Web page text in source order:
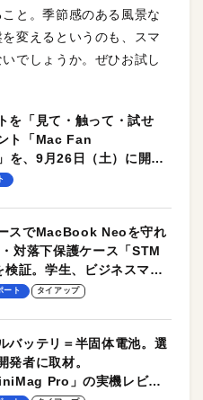
と。季節感のある風景な
変えるというのも、スマ
でしょうか。ぜひお試し
を「見て・触って・試せ
ト「Mac Fan
を、9月26日（土）に開催
スでMacBook Neoを守れ
対落下保護ケース「STM
証。学生、ビジネスマン
スに最適！
ート タイアップ
バッテリ＝半固体電池。選
発者に取材。
Pro」の実機レビュ